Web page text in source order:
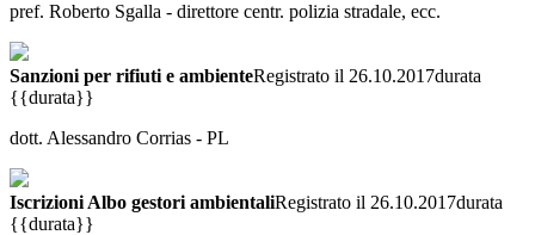
pref. Roberto Sgalla - direttore centr. polizia stradale, ecc.
Sanzioni per rifiuti e ambienteRegistrato il 26.10.2017durata
{{durata}}
dott. Alessandro Corrias - PL
Iscrizioni Albo gestori ambientaliRegistrato il 26.10.2017durata
{{durata}}